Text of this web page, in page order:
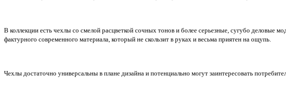
В коллекции есть чехлы со смелой расцветкой сочных тонов и более серьезные, сугубо деловые
фактурного современного материала, который не скользит в руках и весьма приятен на ощупь.
Чехлы достаточно универсальны в плане дизайна и потенциально могут заинтересовать